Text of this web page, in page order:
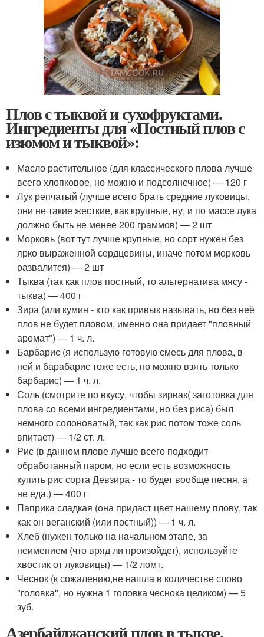
Плов с тыквой и сухофруктами.
Ингредиенты для «Постный плов с
изюмом и тыквой»:
Масло растительное (для классического плова лучше
всего хлопковое, но можно и подсолнечное) — 120 г
Лук репчатый (лучше всего брать средние луковицы,
они не такие жесткие, как крупные, ну, и по массе лука
должно быть не менее 200 граммов) — 2 шт
Морковь (вот тут лучше крупные, но сорт нужен без
ярко выраженной сердцевины, иначе потом морковь
развалится) — 2 шт
Тыква (так как плов постный, то альтернатива мясу -
тыква) — 400 г
Зира (или кумин - кто как привык называть, но без неё
плов не будет пловом, именно она придает "пловный
аромат") — 1 ч. л.
Барбарис (я использую готовую смесь для плова, в
ней и барабарис тоже есть, но можно взять только
барбарис) — 1 ч. л.
Соль (смотрите по вкусу, чтобы зирвак( заготовка для
плова со всеми ингредиентами, но без риса) был
немного солоноватый, так как рис потом тоже соль
впитает) — 1/2 ст. л.
Рис (в данном плове лучше всего подходит
обработанный паром, но если есть возможность
купить рис сорта Девзира - то будет вообще песня, а
не еда.) — 400 г
Паприка сладкая (она придаст цвет нашему плову, так
как он веганский (или постный)) — 1 ч. л.
Хлеб (нужен только на начальном этапе, за
неимением (что вряд ли произойдет), используйте
хвостик от луковицы) — 1/2 ломт.
Чеснок (к сожалению,не нашла в количестве слово
"головка", но нужна 1 головка чеснока целиком) — 5
зуб.